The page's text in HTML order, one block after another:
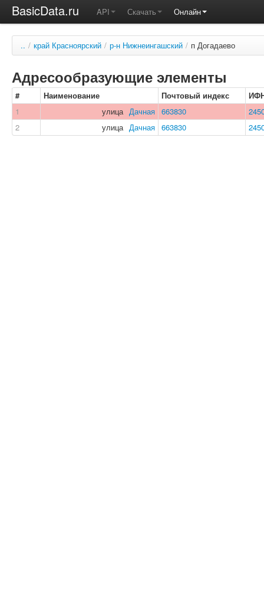
BasicData.ru API Скачать Онлайн
.. / край Красноярский / р-н Нижнеингашский / п Догадаево
Адресообразующие элементы
# Наименование Почтовый индекс
1
улица Дачная 663830
2
улица Дачная 663830